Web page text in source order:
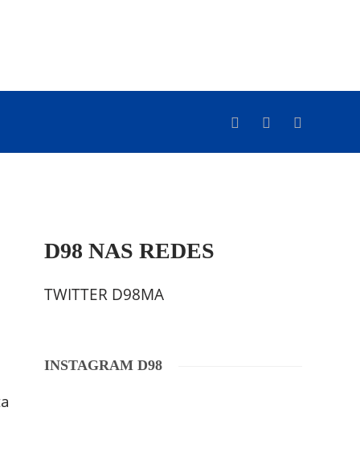
D98 NAS REDES
TWITTER D98MA
INSTAGRAM D98